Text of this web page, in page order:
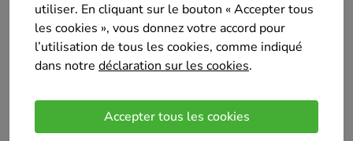
utiliser. En cliquant sur le bouton « Accepter tous
les cookies », vous donnez votre accord pour
l’utilisation de tous les cookies, comme indiqué
dans notre déclaration sur les cookies.
Accepter tous les cookies
Beclim SRL
(5 avis)
Braine-l’Alleud
Notre société est spécialisée dans les équipements
de ventilation, de chauffage et de climatisation pour